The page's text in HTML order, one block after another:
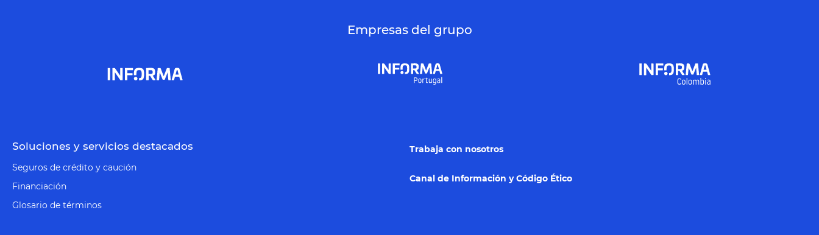
Empresas del grupo
Soluciones y servicios destacados
Seguros de crédito y caución
Financiación
Glosario de términos
Trabaja con nosotros
Canal de Información y Código Ético